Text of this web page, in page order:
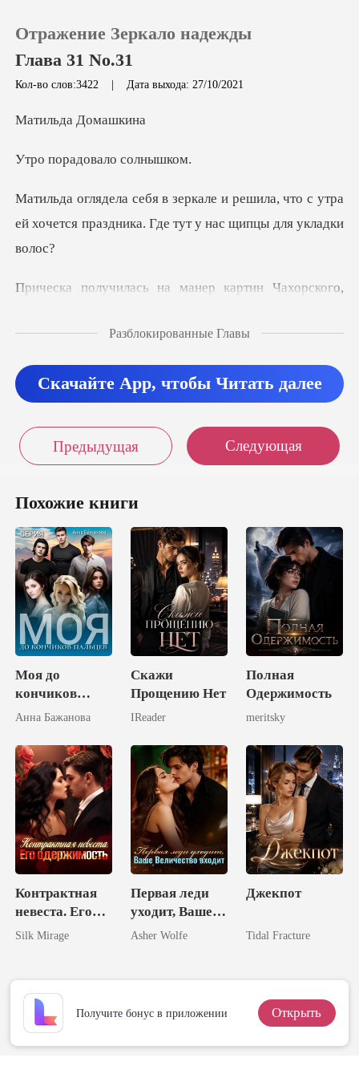
Пополнить
История чтения
Отражение Зеркало надежды
Глава 31 No.31
Кол-во слов:3422 | Дата выхода: 27/10/2021
да Дом
адовало
ила, что с утра
ей хочется праздника.
«Сфумато». Красивые волны
Разблокированные Главы
Скачайте App, чтобы Читать далее
Предыдущая Следующая
Похожие книги
Моя до
кончиков
пальцев
Анна Бажанова
Скажи
Прощению Нет
IReader
Полная
Одержимость
meritsky
Контрактная
невеста. Его
одержимость
Silk Mirage
Первая леди
уходит, Ваше
Величество
Asher Wolfe
Джекпот
Tidal Fracture
Получите бонус в приложении Открыть